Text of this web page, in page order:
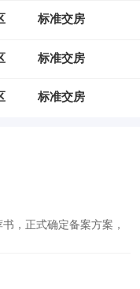
标准交房
标准交房
标准交房
，正式确定备案方案，